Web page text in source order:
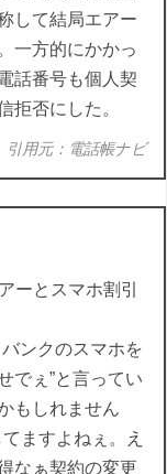
して結局エアー
一方的にかかっ
話番号も個人契
拒否にした。
引用元：電話帳ナビ
ーとスマホ割引
ンクのスマホを
でぇ”と言ってい
もしれません
ますよねぇ。え
なぁ契約の変更